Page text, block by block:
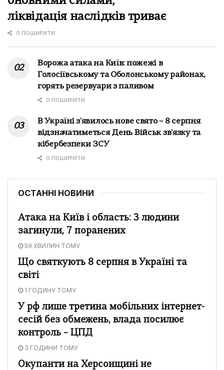
ліквідація наслідків триває
0 ПОШИРИТИ
Ворожа атака на Київ: пожежі в
Голосіївському та Оболонському районах,
горять резервуари з паливом
0 ПОШИРИТИ
В Україні з'явилось нове свято – 8 серпня
відзначатиметься День Військ зв'язку та
кібербезпеки ЗСУ
0 ПОШИРИТИ
ОСТАННІ НОВИНИ
Атака на Київ і область: 3 людини
загинули, 7 поранених
59 ХВИЛИН ТОМУ
Що святкують 8 серпня в Україні та
світі
1 ГОДИНУ ТОМУ
У рф лише третина мобільних інтернет-
сесій без обмежень, влада посилює
контроль – ЦПД
3 ГОДИНИ ТОМУ
Окупанти на Херсонщині не